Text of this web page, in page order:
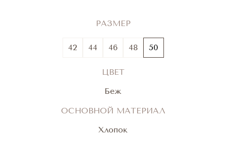
РАЗМЕР
42 44 46 48 50
ЦВЕТ
Беж
ОСНОВНОЙ МАТЕРИАЛ
Хлопок